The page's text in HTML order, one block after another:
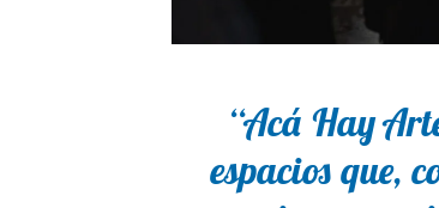
“Acá Hay
espacios que,